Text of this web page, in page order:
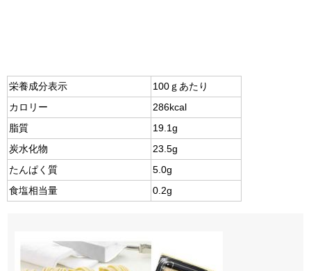
栄養成分表示
100ｇあたり
カロリー
286kcal
脂質
19.1g
炭水化物
23.5g
たんぱく質
5.0g
食塩相当量
0.2g